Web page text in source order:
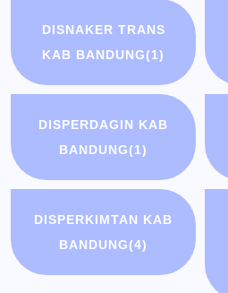
DISNAKER TRANS
KAB BANDUNG(1)
DISPERDAGIN KAB
BANDUNG(1)
DISPERKIMTAN KAB
BANDUNG(4)